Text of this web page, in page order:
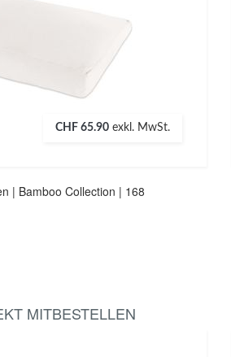
CHF 65.90 exkl. MwSt.
| Bamboo Collection | 168
MITBESTELLEN